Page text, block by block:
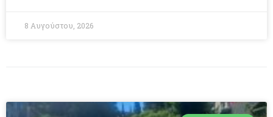
8 Αυγούστου, 2026